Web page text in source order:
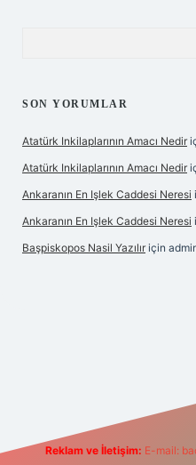
SON YORUMLAR
Atatürk Inkilaplarının Amacı Nedir
Atatürk Inkilaplarının Amacı Nedir
Ankaranın En Işlek Caddesi Neresi
Ankaranın En Işlek Caddesi Neresi
Başpiskopos Nasil Yazılır için
Reklam ve İletişim: E-mail: